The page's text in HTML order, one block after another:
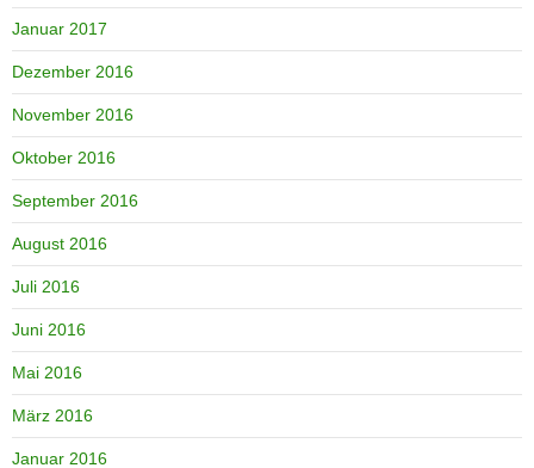
Januar 2017
Dezember 2016
November 2016
Oktober 2016
September 2016
August 2016
Juli 2016
Juni 2016
Mai 2016
März 2016
Januar 2016